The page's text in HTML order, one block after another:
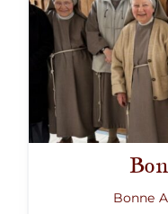
Bonne